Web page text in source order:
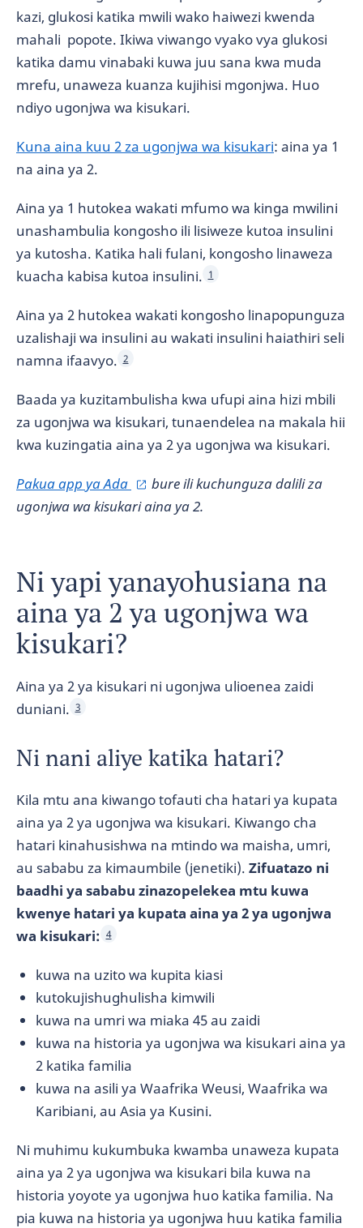
kazi, glukosi katika mwili wako haiwezi kwenda
mahali popote. Ikiwa viwango vyako vya glukosi
katika damu vinabaki kuwa juu sana kwa muda
mrefu, unaweza kuanza kujihisi mgonjwa. Huo
ndiyo ugonjwa wa kisukari.
Kuna aina kuu 2 za ugonjwa wa kisukari: aina ya 1
na aina ya 2.
Aina ya 1 hutokea wakati mfumo wa kinga mwilini
unashambulia kongosho ili lisiweze kutoa insulini
ya kutosha. Katika hali fulani, kongosho linaweza
kuacha kabisa kutoa insulini. 1
Aina ya 2 hutokea wakati kongosho linapopunguza
uzalishaji wa insulini au wakati insulini haiathiri seli
namna ifaavyo. 2
Baada ya kuzitambulisha kwa ufupi aina hizi mbili
za ugonjwa wa kisukari, tunaendelea na makala hii
kwa kuzingatia aina ya 2 ya ugonjwa wa kisukari.
Pakua app ya Ada
bure ili kuchunguza dalili za
ugonjwa wa kisukari aina ya 2.
Ni yapi yanayohusiana na
aina ya 2 ya ugonjwa wa
kisukari?
Aina ya 2 ya kisukari ni ugonjwa ulioenea zaidi
duniani. 3
Ni nani aliye katika hatari?
Kila mtu ana kiwango tofauti cha hatari ya kupata
aina ya 2 ya ugonjwa wa kisukari. Kiwango cha
hatari kinahusishwa na mtindo wa maisha, umri,
au sababu za kimaumbile (jenetiki). Zifuatazo ni
baadhi ya sababu zinazopelekea mtu kuwa
kwenye hatari ya kupata aina ya 2 ya ugonjwa
wa kisukari: 4
kuwa na uzito wa kupita kiasi
kutokujishughulisha kimwili
kuwa na umri wa miaka 45 au zaidi
kuwa na historia ya ugonjwa wa kisukari aina ya
2 katika familia
kuwa na asili ya Waafrika Weusi, Waafrika wa
Karibiani, au Asia ya Kusini.
Ni muhimu kukumbuka kwamba unaweza kupata
aina ya 2 ya ugonjwa wa kisukari bila kuwa na
historia yoyote ya ugonjwa huo katika familia. Na
pia kuwa na historia ya ugonjwa huu katika familia